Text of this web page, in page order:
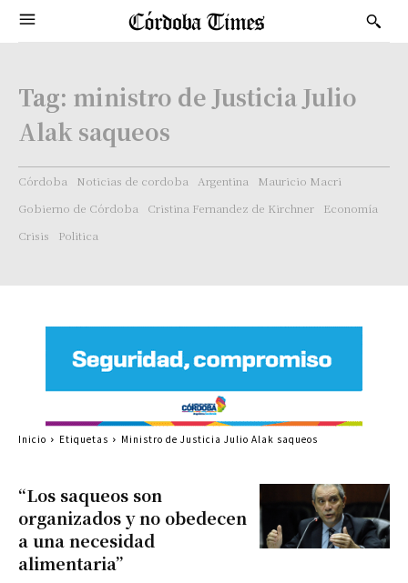
Tag: ministro de Justicia Julio
Alak saqueos
Córdoba Noticias de cordoba Argentina
Mauricio Macri
Gobierno de Córdoba
Cristina Fernandez de Kirchner
Economía
Crisis
Politica
“Los saqueos son
organizados y no obedecen
a una necesidad
alimentaria”
Inicio Etiquetas Ministro de Justicia Julio Alak saqueos